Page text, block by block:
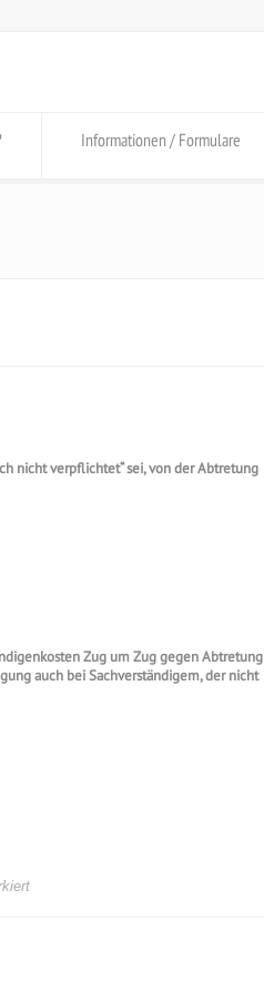
Informationen / Formulare
nicht verpflichtet“ sei, von der Abtretung
Zug um Zug gegen Abtretung
auch bei Sachverständigem, der nicht